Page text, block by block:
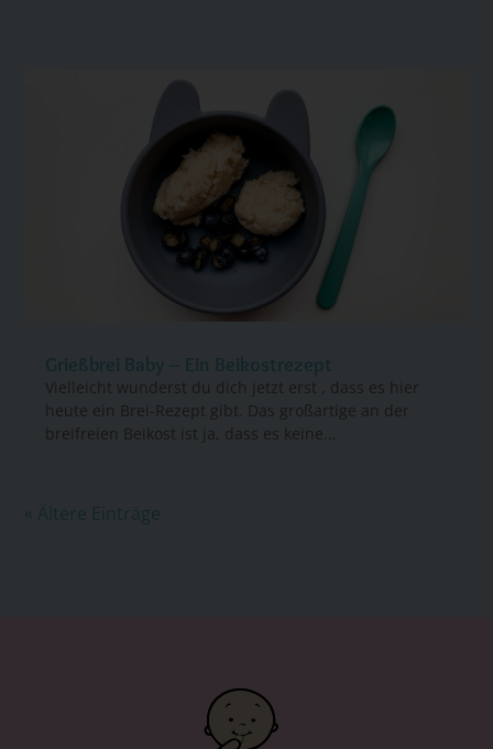
Grießbrei Baby – Ein Beikostrezept
Vielleicht wunderst du dich jetzt erst , dass es hier
heute ein Brei-Rezept gibt. Das großartige an der
breifreien Beikost ist ja, dass es keine...
« Ältere Einträge